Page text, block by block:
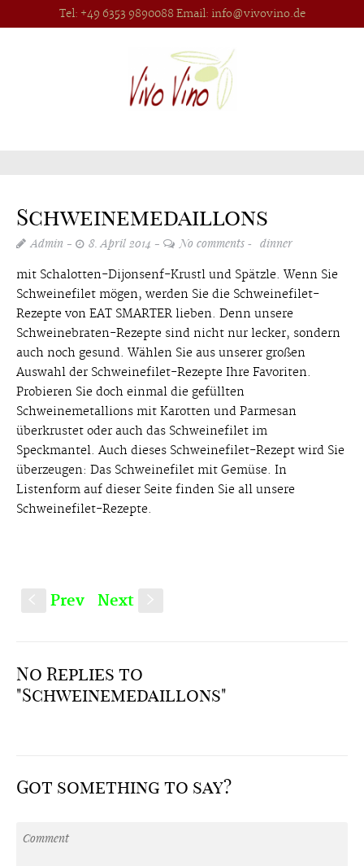
Tel: +49 6353 9890088 Email: info@vivovino.de
Schweinemedaillons
Admin 8. April 2014 No comments dinner
mit Schalotten-Dijonsenf-Krustl und Spätzle. Wenn Sie
Schweinefilet mögen, werden Sie die Schweinefilet-
Rezepte von EAT SMARTER lieben. Denn unsere
Schweinebraten-Rezepte sind nicht nur lecker, sondern
auch noch gesund. Wählen Sie aus unserer großen
Auswahl der Schweinefilet-Rezepte Ihre Favoriten.
Probieren Sie doch einmal die gefüllten
Schweinemetallions mit Karotten und Parmesan
überkrustet oder auch das Schweinefilet im
Speckmantel. Auch dieses Schweinefilet-Rezept wird Sie
überzeugen: Das Schweinefilet mit Gemüse. In
Listenform auf dieser Seite finden Sie all unsere
Schweinefilet-Rezepte.
Prev Next
No Replies to
"Schweinemedaillons"
Got something to say?